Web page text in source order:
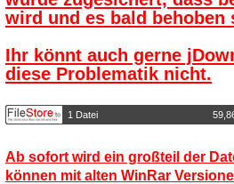
wird und es bald behoben
Ihr könnt auch gerne
diese Problematik nicht.
1 Datei
Ab sofort wird ein großteil der
können mit alten WinRar